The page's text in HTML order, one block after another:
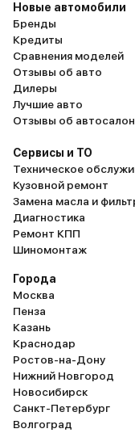
Новые автомобили
Бренды
Кредиты
Сравнения моделей
Отзывы об авто
Дилеры
Лучшие авто
Отзывы об
Сервисы и ТО
Техническое
Кузовной ремонт
Замена масла и
Диагностика
Ремонт КПП
Шиномонтаж
Города
Москва
Пенза
Казань
Краснодар
Ростов-на-Дону
Нижний Новгород
Новосибирск
Санкт-Петербург
Волгоград